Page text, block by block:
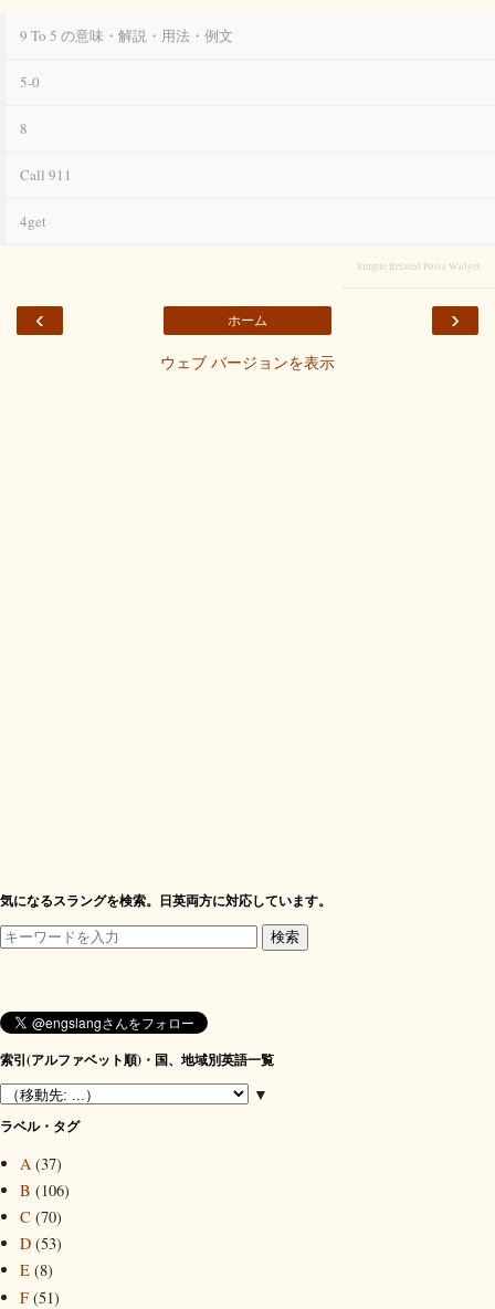
9 To 5 の意味・解説・用法・例文
5-0
8
Call 911
4get
Simple Related Posts Widget
‹ ›
ホーム
ウェブ バージョンを表示
気になるスラングを検索。日英両方に対応しています。
索引(アルファベット順)・国、地域別英語一覧
▼
ラベル・タグ
A (37)
B (106)
C (70)
D (53)
E (8)
F (51)